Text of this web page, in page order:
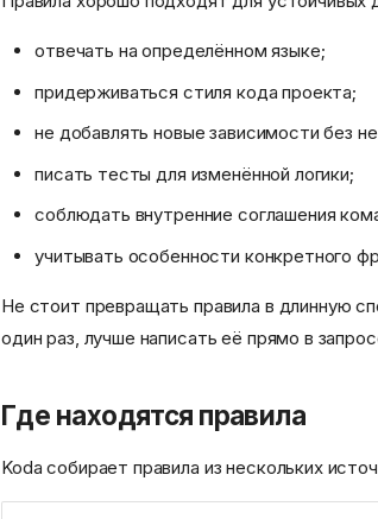
отвечать на определённом языке;
придерживаться стиля кода проекта;
не добавлять новые зависимости без
писать тесты для изменённой логики;
соблюдать внутренние соглашения
учитывать особенности конкретного
Не стоит превращать правила в длинную
один раз, лучше написать её прямо в
Где находятся правила
Koda собирает правила из нескольких